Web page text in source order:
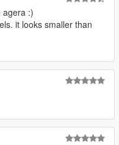
agera :)
it looks smaller than